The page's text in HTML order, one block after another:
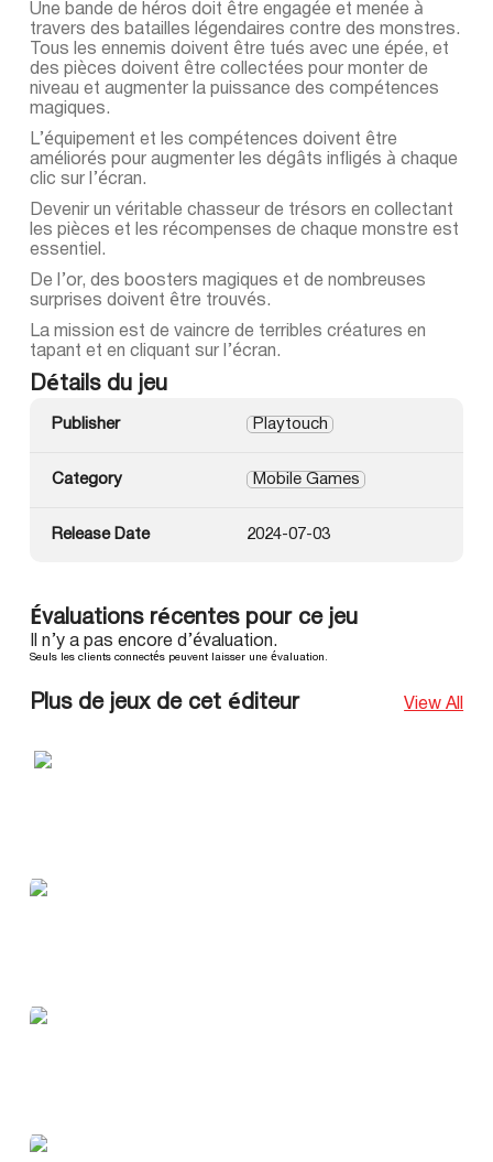
Une bande de héros doit être engagée et menée à
travers des batailles légendaires contre des monstres.
Tous les ennemis doivent être tués avec une épée, et
des pièces doivent être collectées pour monter de
niveau et augmenter la puissance des compétences
magiques.
L’équipement et les compétences doivent être
améliorés pour augmenter les dégâts infligés à chaque
clic sur l’écran.
Devenir un véritable chasseur de trésors en collectant
les pièces et les récompenses de chaque monstre est
essentiel.
De l’or, des boosters magiques et de nombreuses
surprises doivent être trouvés.
La mission est de vaincre de terribles créatures en
tapant et en cliquant sur l’écran.
Détails du jeu
Publisher Playtouch
Category Mobile Games
Release Date 2024-07-03
Évaluations récentes pour ce jeu
Il n’y a pas encore d’évaluation.
Seuls les clients connectés peuvent laisser une évaluation.
Plus de jeux de cet éditeur View All